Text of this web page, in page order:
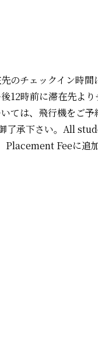
のチェックイン時間
12時前に滞在先よ
ては、飛行機をご
御了承下さい。All
Feeに追